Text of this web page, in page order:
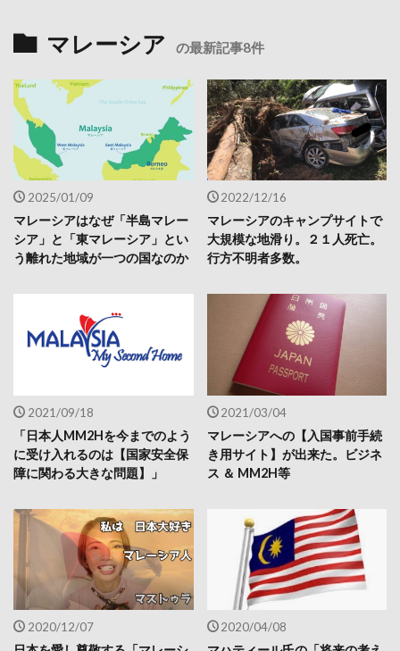
マレーシア の最新記事8件
2025/01/09
マレーシアはなぜ「半島マレー
シア」と「東マレーシア」とい
う離れた地域が一つの国なのか
2022/12/16
マレーシアのキャンプサイトで
大規模な地滑り。２１人死亡。
行方不明者多数。
2021/09/18
「日本人MM2Hを今までのよう
に受け入れるのは【国家安全保
障に関わる大きな問題】」
2021/03/04
マレーシアへの【入国事前手続
き用サイト】が出来た。ビジネ
ス ＆ MM2H等
2020/12/07 2020/04/08